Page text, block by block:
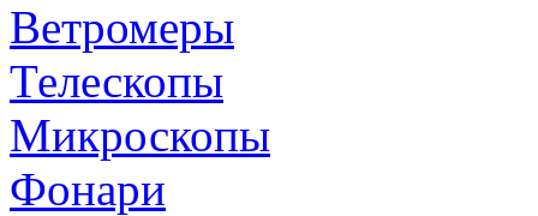
Ветромеры
Телескопы
Микроскопы
Фонари